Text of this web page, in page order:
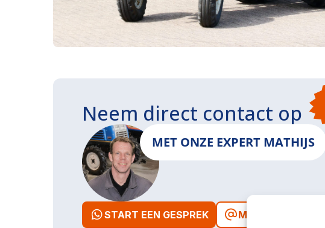
Neem direct contact op
MET ONZE EXPERT MATHIJS
START EEN GESPREK MAIL ONS